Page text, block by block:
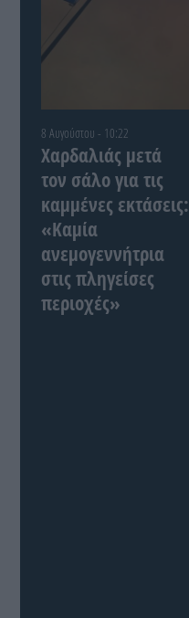
8 Αυγούστου - 10:22
Χαρδαλιάς μετά
τον σάλο για τις
καμμένες εκτάσεις:
«Καμία
ανεμογεννήτρια
στις πληγείσες
περιοχές»